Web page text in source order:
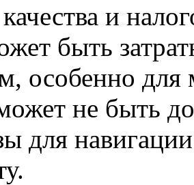
и
быть
особенно для
не быть
для